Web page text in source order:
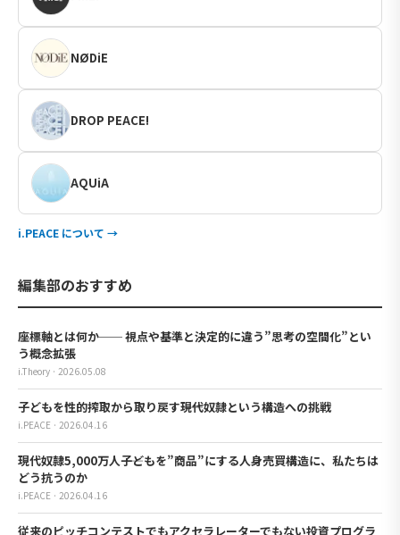
NØDiE
DROP PEACE!
AQUiA
i.PEACE について →
編集部のおすすめ
座標軸とは何か── 視点や基準と決定的に違う”思考の空間化”とい
う概念拡張
i.Theory · 2026.05.08
子どもを性的搾取から取り戻す――現代奴隷という構造への挑戦
i.PEACE · 2026.04.16
現代奴隷5,000万人――子どもを”商品”にする人身売買構造に、私たちは
どう抗うのか
i.PEACE · 2026.04.16
従来のピッチコンテストでもアクセラレーターでもない投資プログラ